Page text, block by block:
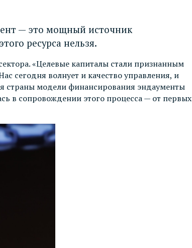
— это мощный источник
ресурса нельзя.
«Целевые капиталы стали признанным
сегодня волнует и качество управления, и
страны модели финансирования эндаументы
в сопровождении этого процесса — от первых